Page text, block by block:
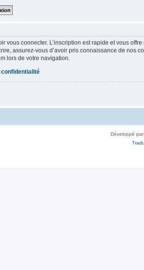
vous connecter. L’inscription est rapide et vous
assurez-vous d’avoir pris connaissance de
lors de votre navigation.
confidentialité
Développé par